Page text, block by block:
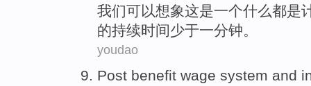
我们可以想象这是一个什么都是
的持续时间少于一分钟 。
youdao
Post benefit wage system and